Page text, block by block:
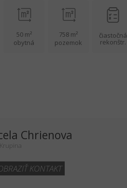
50 m²
obytná
758 m²
pozemok
čiastočná
rekonštr.
Chrienova
KONTAKT